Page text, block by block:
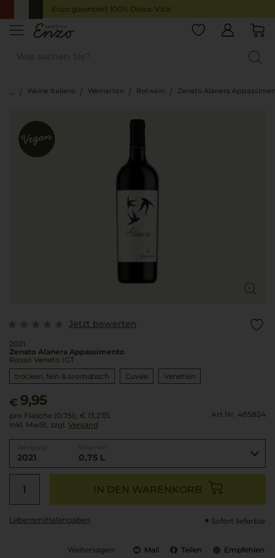
Enzo garantiert 100% Dolce-Vita!
Weine Italiens Weinarten Rotwein Zenato Alanera
Jetzt bewerten
2021
Zenato Alanera Appassimento
Rosso Veneto IGT
trocken, fein & aromatisch
Cuvée Venetien
€ 9,95
pro Flasche (0.75l), € 13,27/L
inkl. MwSt. zzgl. Versand
Art.Nr. 485824
2021 0,75 L
IN DEN WARENKORB
Lebensmittel­angaben Sofort lieferbar
Weitersagen: Mail Teilen Empfehlen